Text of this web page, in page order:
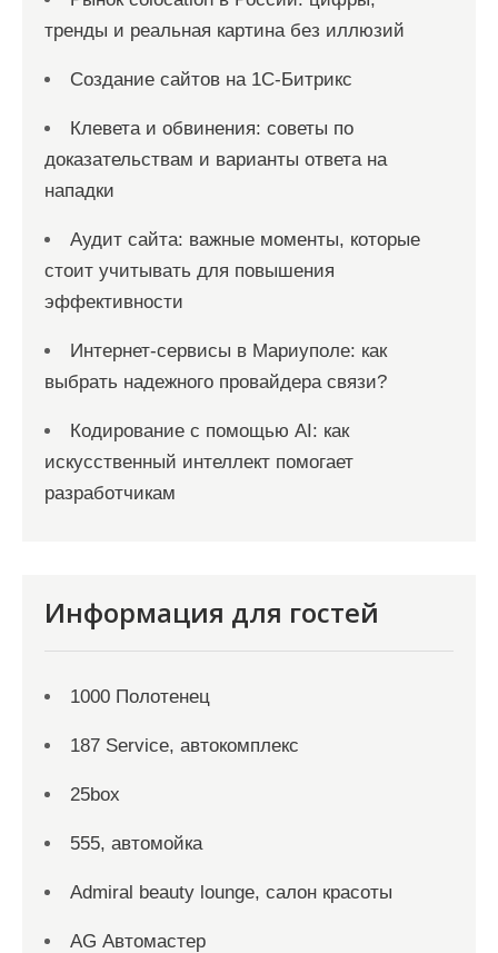
тренды и реальная картина без иллюзий
Создание сайтов на 1С-Битрикс
Клевета и обвинения: советы по
доказательствам и варианты ответа на
нападки
Аудит сайта: важные моменты, которые
стоит учитывать для повышения
эффективности
Интернет-сервисы в Мариуполе: как
выбрать надежного провайдера связи?
Кодирование с помощью AI: как
искусственный интеллект помогает
разработчикам
Информация для гостей
1000 Полотенец
187 Service, автокомплекс
25box
555, автомойка
Admiral beauty lounge, салон красоты
AG Автомастер